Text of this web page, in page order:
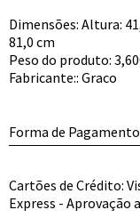
Dimensões: Altura:
81,0 cm
Peso do produto:
Fabricante:: Graco
Forma de Pagamento
Cartões de Crédito:
Express - Aprovação